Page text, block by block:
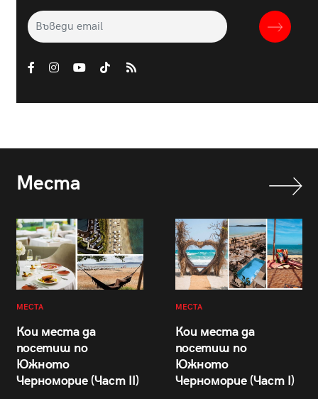
Места
МЕСТА
Кои места да
посетиш по
Южното
Черноморие (Част II)
МЕСТА
Кои места да
посетиш по
Южното
Черноморие (Част I)